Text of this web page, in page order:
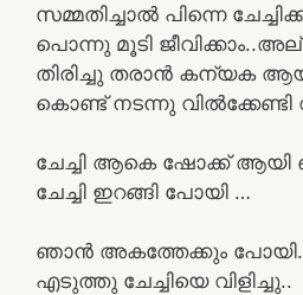
സമ്മതിച്ചാൽ പിന്നെ
പൊന്നു മൂടി
തിരിച്ചു തരാൻ കന്യക ആയ
കൊണ്ട് നടന്നു വിൽക്കേണ്ടി
ചേച്ചി ആകെ ഷോക്ക് ആയി
ചേച്ചി ഇറങ്ങി പോയി …
ഞാൻ അകത്തേക്കും
എടുത്തു ചേച്ചിയെ വിളിച്ചു..